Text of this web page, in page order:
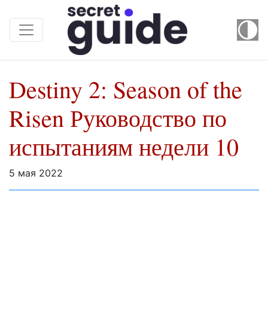
Destiny 2: Season of the
Risen Руководство по
испытаниям недели 10
5 мая 2022